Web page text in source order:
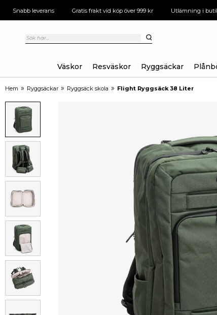
Snabb leverans Gratis frakt vid köp över 999 kr Utlämning i
Väskor Resväskor Ryggsäckar
Hem » Ryggsäckar » Ryggsäck skola » Flight Ryggsäck 38 Liter